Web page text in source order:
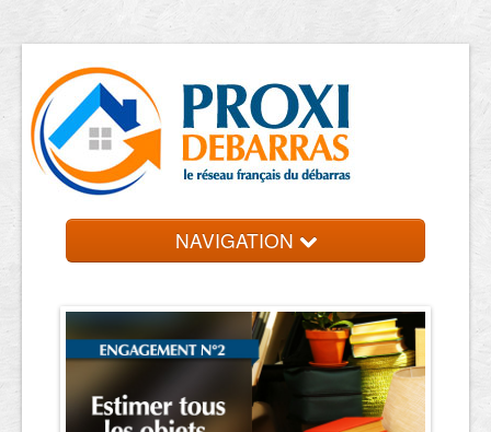
NAVIGATION
Débarras